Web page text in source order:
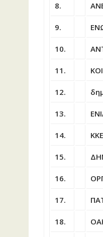
8.
9.
10.
11.
12.
13.
14.
15.
16.
17.
18.